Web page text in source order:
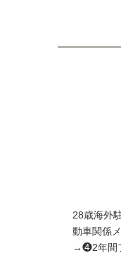
28歳海外
動車関係
→❹2年間